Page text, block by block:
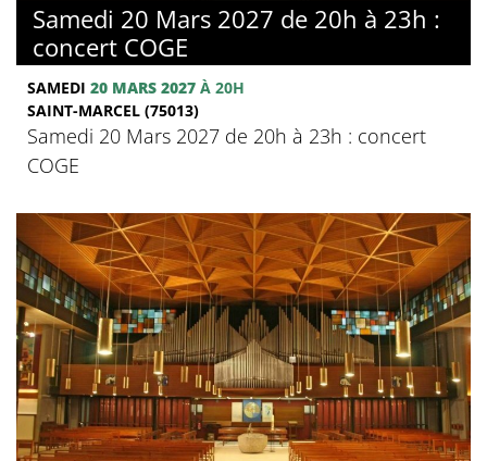
Samedi 20 Mars 2027 de 20h à 23h :
concert COGE
SAMEDI 20 MARS 2027 À 20H
SAINT-MARCEL (75013)
Samedi 20 Mars 2027 de 20h à 23h : concert
COGE